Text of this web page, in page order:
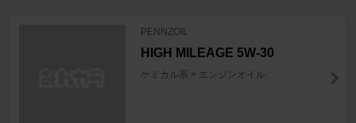
PENNZOIL
HIGH MILEAGE 5W-30
ケミカル系 > エンジンオイル